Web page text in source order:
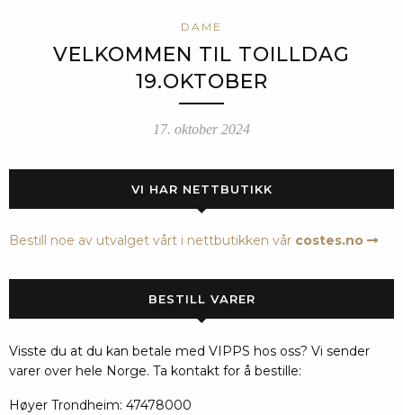
DAME
VELKOMMEN TIL TOILLDAG
19.OKTOBER
17. oktober 2024
VI HAR NETTBUTIKK
Bestill noe av utvalget vårt i nettbutikken vår costes.no
BESTILL VARER
Visste du at du kan betale med VIPPS hos oss? Vi sender
varer over hele Norge. Ta kontakt for å bestille:
Høyer Trondheim: 47478000